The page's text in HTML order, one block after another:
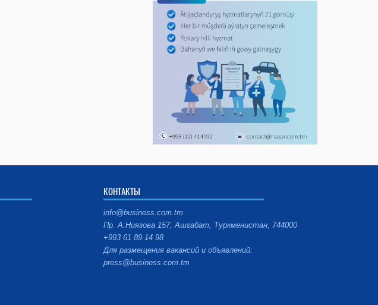
КОНТАКТЫ
info@business.com.tm
Пр. А.Ниязова 157, Ашгабат, Туркменистан, 744000
+993 61 89 14 98
Для размещения вакансий и объявлений:
press@business.com.tm